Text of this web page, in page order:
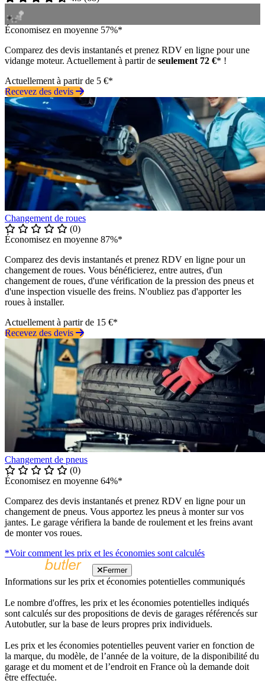
Économisez en moyenne 57%*
Comparez des devis instantanés et prenez RDV en ligne pour une
vidange moteur. Actuellement à partir de seulement 72 €* !
Actuellement à partir de 5 €*
Recevez des devis
Changement de roues
(0)
Économisez en moyenne 87%*
Comparez des devis instantanés et prenez RDV en ligne pour un
changement de roues. Vous bénéficierez, entre autres, d'un
changement de roues, d'une vérification de la pression des pneus et
d'une inspection visuelle des freins. N'oubliez pas d'apporter les
roues à installer.
Actuellement à partir de 15 €*
Recevez des devis
Changement de pneus
(0)
Économisez en moyenne 64%*
Comparez des devis instantanés et prenez RDV en ligne pour un
changement de pneus. Vous apportez les pneus à monter sur vos
jantes. Le garage vérifiera la bande de roulement et les freins avant
de monter vos roues.
*Voir comment les prix et les économies sont calculés
Fermer
Informations sur les prix et économies potentielles communiqués
Le nombre d'offres, les prix et les économies potentielles indiqués
sont calculés sur des propositions de devis de garages référencés sur
Autobutler, sur la base de leurs propres prix individuels.
Les prix et les économies potentielles peuvent varier en fonction de
la marque, du modèle, de l’année de la voiture, de la disponibilité du
garage et du moment et de l’endroit en France où la demande doit
être effectuée.